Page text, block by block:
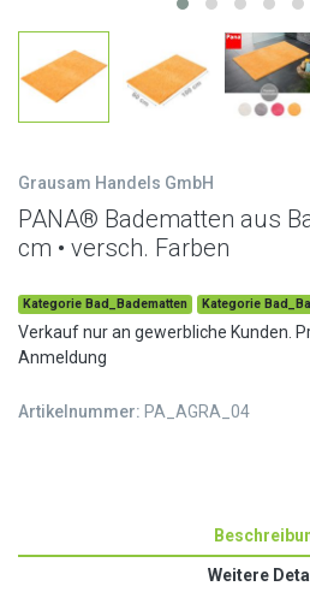
Grausam Handels GmbH
PANA® Badematten aus
cm • versch. Farben
Kategorie Bad_Badematten Kategorie
Verkauf nur an gewerbliche Kunden.
Anmeldung
Artikelnummer: PA_AGRA_04
Weitere